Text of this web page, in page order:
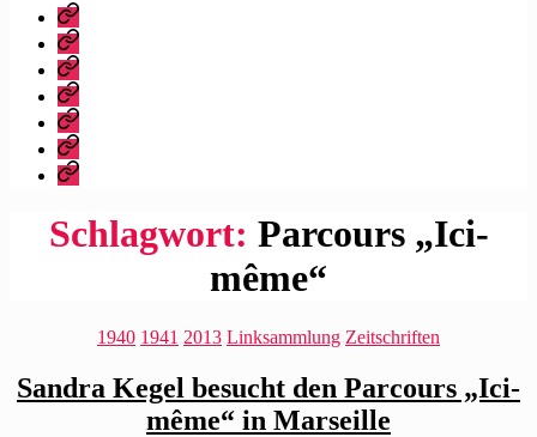
Startseite
Warum
dieser
Blog?
Bibliografie
Vita
Zitate
|
Tweets
Impressum/Datenschutz
Rechteanfrage
Schlagwort: Parcours „Ici-
même“
Kategorien
1940 1941 2013 Linksammlung Zeitschriften
Sandra Kegel besucht den Parcours „Ici-
même“ in Marseille